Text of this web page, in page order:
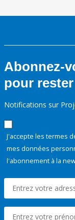
Abonnez-
pour
Notifications sur
J'accepte les termes
mes données
l'abonnement à la